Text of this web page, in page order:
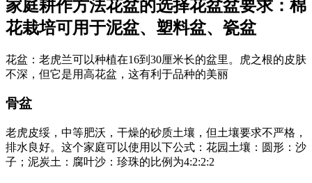
家庭耕作方法花盆的选择花盆盆要求：棉
花栽培可用于泥盆、塑料盆、瓷盆
花盆：老虎兰可以种植在16到30厘米长的盆里。虎之根的皮肤
不深，但它是用高花盆，这有利于品种的美丽
骨盆
老虎皮绥，中等肥沃，干燥的砂质土壤，但土壤要求不严格，
排水良好。这个家庭可以使用以下公式：花园土壤：圆形：沙
子；泥炭土：腐叶沙：珍珠的比例为4:2:2:2